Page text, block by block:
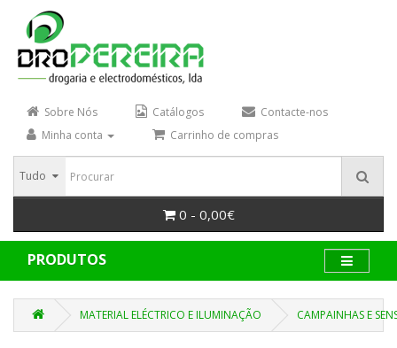
Sobre Nós Catálogos
Contacte-nos
Minha conta
Carrinho de compras
Tudo
0 - 0,00€
PRODUTOS
MATERIAL ELÉCTRICO E ILUMINAÇÃO CAMPAINHAS E